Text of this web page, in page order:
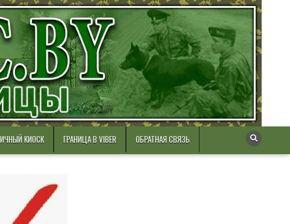
КИОСК ГРАНИЦА В VIBER ОБРАТНАЯ СВЯЗЬ